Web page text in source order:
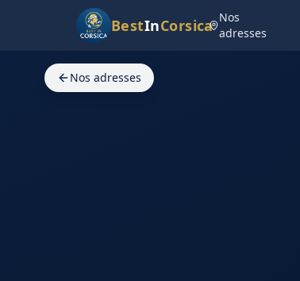
BestInCorsica Nos
adresses
Nos adresses